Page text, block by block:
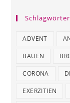
Schlagwörter
ADVENT
BAUEN
CORONA
EXERZITIEN